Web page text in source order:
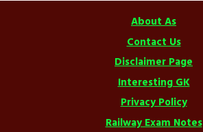
About As
Contact Us
Disclaimer Page
Interesting GK
Privacy Policy
Railway Exam Notes